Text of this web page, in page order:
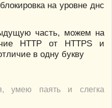
на уровне днс
часть, можем на
HTTP от HTTPS и
в одну букву
умею паять и слегка